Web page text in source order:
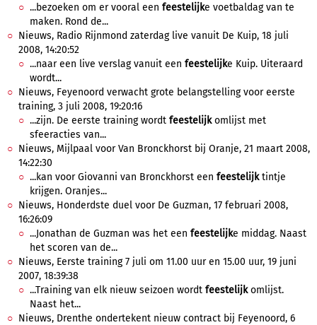
...bezoeken om er vooral een feestelijke voetbaldag van te
maken. Rond de...
Nieuws, Radio Rijnmond zaterdag live vanuit De Kuip, 18 juli
2008, 14:20:52
...naar een live verslag vanuit een feestelijke Kuip. Uiteraard
wordt...
Nieuws, Feyenoord verwacht grote belangstelling voor eerste
training, 3 juli 2008, 19:20:16
...zijn. De eerste training wordt feestelijkomlijst met
sfeeracties van...
Nieuws, Mijlpaal voor Van Bronckhorst bij Oranje, 21 maart 2008,
14:22:30
...kan voor Giovanni van Bronckhorst een feestelijktintje
krijgen. Oranjes...
Nieuws, Honderdste duel voor De Guzman, 17 februari 2008,
16:26:09
...Jonathan de Guzman was het een feestelijke middag. Naast
het scoren van de...
Nieuws, Eerste training 7 juli om 11.00 uur en 15.00 uur, 19 juni
2007, 18:39:38
...Training van elk nieuw seizoen wordt feestelijkomlijst.
Naast het...
Nieuws, Drenthe ondertekent nieuw contract bij Feyenoord, 6